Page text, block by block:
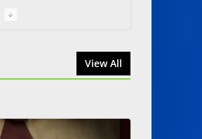
I Prevail – Violent
View All